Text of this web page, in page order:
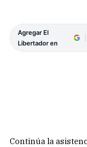
Agregar El
Libertador en
Continúa la